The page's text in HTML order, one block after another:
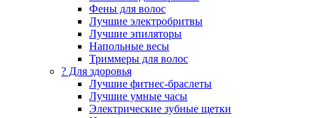
Фены для волос
Лучшие электробритвы
Лучшие эпиляторы
Напольные весы
Триммеры для волос
? Для здоровья
Лучшие фитнес-браслеты
Лучшие умные часы
Электрические зубные щетки